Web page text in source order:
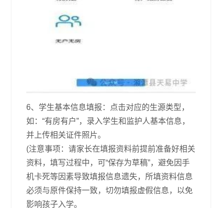
6、学生基本信息填报：点击对应的生源类型，
如：“有房有户”，录入学生和监护人基本信息，
并上传相关证件照片。
(注意事项：请家长在填报资料前提前准备好相关
资料，填写过程中，可“保存为草稿”，避免因手
机卡死等因素导致填报信息遗失，所填资料信息
必须与原件保持一致，切勿填报虚假信息，以免
影响孩子入学。